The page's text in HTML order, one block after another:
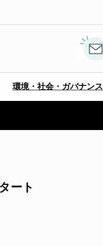
環境・社会・ガバナンス
ート